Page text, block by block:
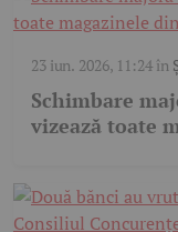
23 iun. 2026, 11:24în
Schimbare
vizează toate